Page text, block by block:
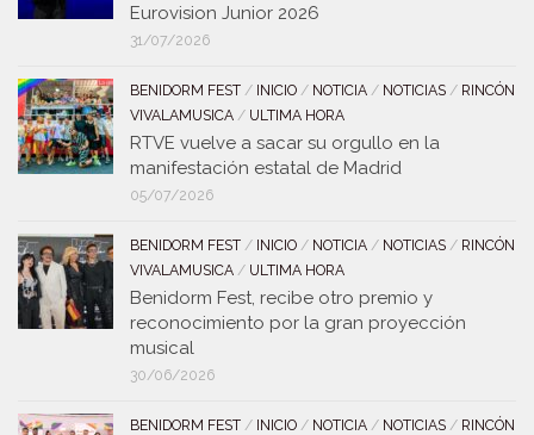
Eurovision Junior 2026
31/07/2026
BENIDORM FEST / INICIO / NOTICIA / NOTICIAS / RINCÓN
VIVALAMUSICA / ULTIMA HORA
RTVE vuelve a sacar su orgullo en la
manifestación estatal de Madrid
05/07/2026
BENIDORM FEST / INICIO / NOTICIA / NOTICIAS / RINCÓN
VIVALAMUSICA / ULTIMA HORA
Benidorm Fest, recibe otro premio y
reconocimiento por la gran proyección
musical
30/06/2026
BENIDORM FEST / INICIO / NOTICIA / NOTICIAS / RINCÓN